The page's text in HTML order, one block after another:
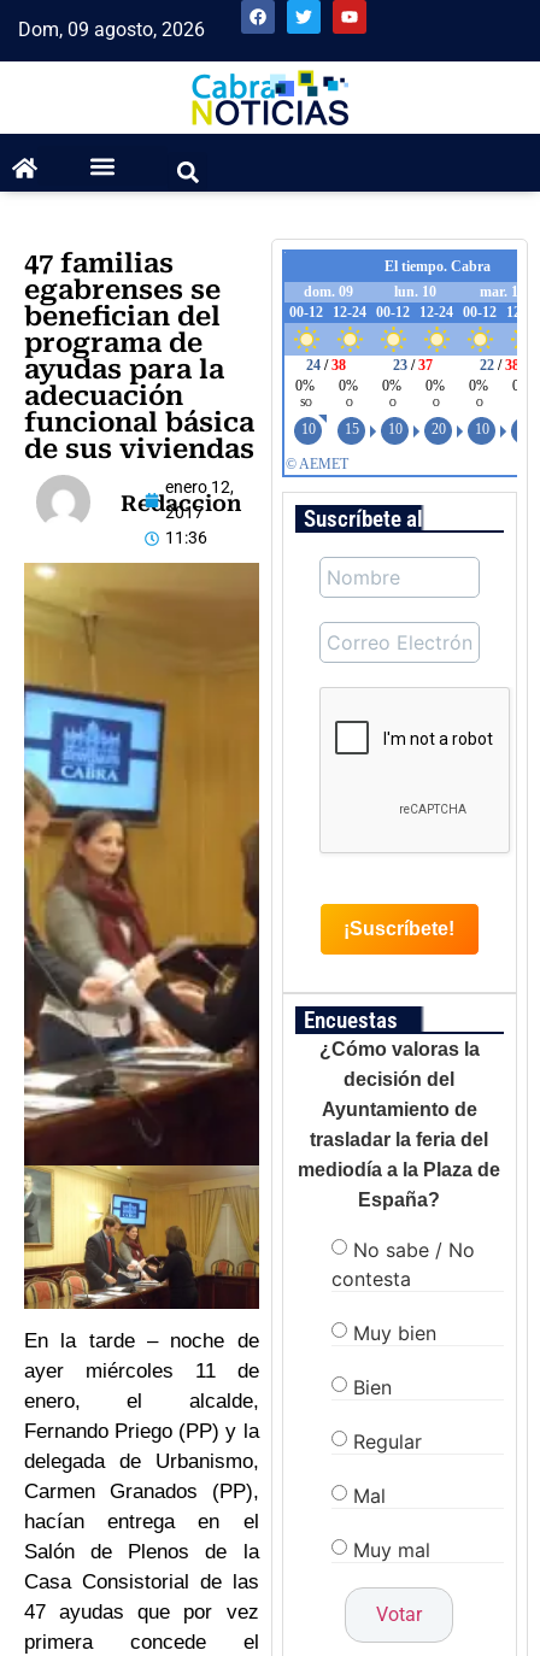
Dom, 09 agosto, 2026
47 familias
egabrenses se
benefician del
programa de
ayudas para la
adecuación
funcional básica
de sus viviendas
Redaccion
enero 12,
2017
11:36
En la tarde – noche de
ayer miércoles 11 de
enero, el alcalde,
Fernando Priego (PP) y la
delegada de Urbanismo,
Carmen Granados (PP),
hacían entrega en el
Salón de Plenos de la
Casa Consistorial de las
47 ayudas que por vez
primera concede el
Suscríbete al boletín
Encuestas
¿Cómo valoras la
decisión del
Ayuntamiento de
trasladar la feria del
mediodía a la Plaza de
España?
No sabe / No
contesta
Muy bien
Bien
Regular
Mal
Muy mal